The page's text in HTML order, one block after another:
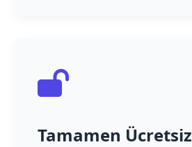
Tamamen Ücretsiz